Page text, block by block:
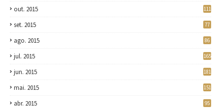
out. 2015 111
set. 2015 77
ago. 2015 86
jul. 2015 165
jun. 2015 181
mai. 2015 151
abr. 2015 95